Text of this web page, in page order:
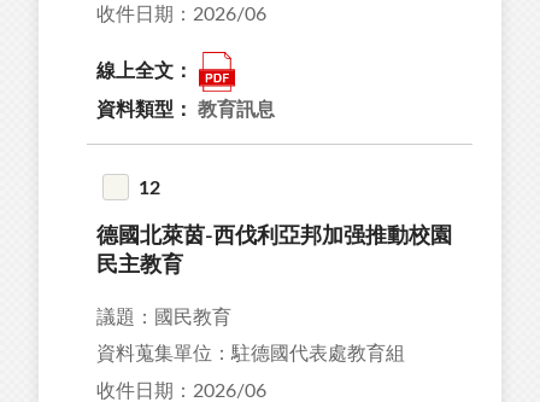
收件日期：2026/06
線上全文：
資料類型： 教育訊息
12
德國北萊茵-西伐利亞邦加强推動校園
民主教育
議題：國民教育
資料蒐集單位：駐德國代表處教育組
收件日期：2026/06